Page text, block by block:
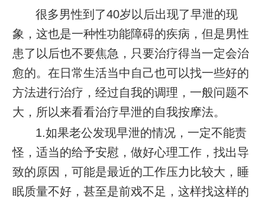
很多男性到了40岁以后出现了早泄的现
象，这也是一种性功能障碍的疾病，但是男性
患了以后也不要焦急，只要治疗得当一定会治
愈的。在日常生活当中自己也可以找一些好的
方法进行治疗，经过自我的调理，一般问题不
大，所以来看看治疗早泄的自我按摩法。
1.如果老公发现早泄的情况，一定不能责
怪，适当的给予安慰，做好心理工作，找出导
致的原因，可能是最近的工作压力比较大，睡
眠质量不好，甚至是前戏不足，这样找这样的